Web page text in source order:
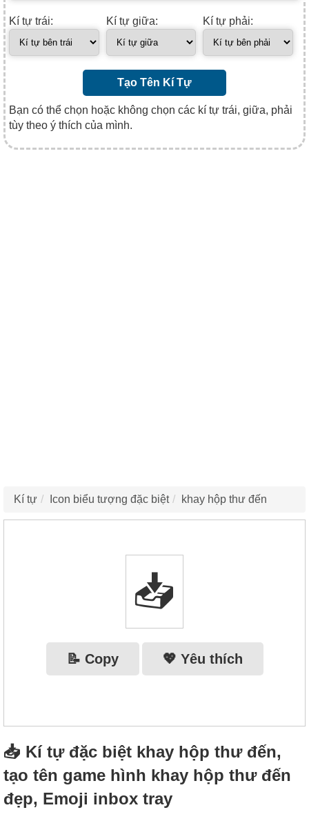
Kí tự trái: Kí tự giữa: Kí tự phải:
Tạo Tên Kí Tự
Bạn có thể chọn hoặc không chọn các kí tự trái, giữa, phải
tùy theo ý thích của mình.
Kí tự Icon biểu tượng đặc biệt khay hộp thư đến
📥
📝 Copy 💖 Yêu thích
📥 Kí tự đặc biệt khay hộp thư đến,
tạo tên game hình khay hộp thư đến
đẹp, Emoji inbox tray